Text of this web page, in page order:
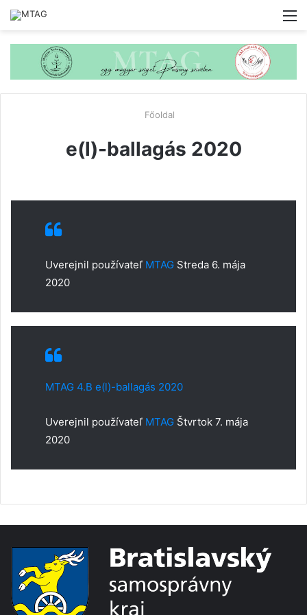
Főoldal
e(l)-ballagás 2020
Uverejnil používateľ MTAG Streda 6. mája
2020
MTAG 4.B e(l)-ballagás 2020
Uverejnil používateľ MTAG Štvrtok 7. mája
2020